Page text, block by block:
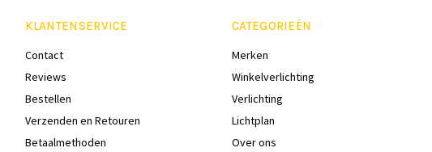
KLANTENSERVICE
Contact
Reviews
Bestellen
Verzenden en Retouren
Betaalmethoden
CATEGORIEËN
Merken
Winkelverlichting
Verlichting
Lichtplan
Over ons